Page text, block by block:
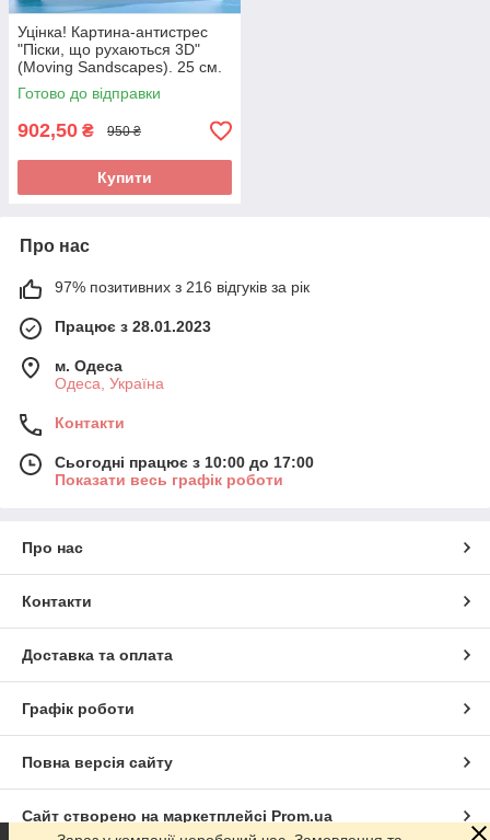
Уцінка! Картина-антистрес
"Піски, що рухаються 3D"
(Moving Sandscapes). 25 см.
Готово до відправки
902,50 ₴ 950 ₴
Купити
Про нас
97% позитивних з 216 відгуків за рік
Працює з 28.01.2023
м. Одеса
Одеса, Україна
Контакти
Сьогодні працює з 10:00 до 17:00
Показати весь графік роботи
Про нас
Контакти
Доставка та оплата
Графік роботи
Повна версія сайту
Сайт створено на маркетплейсі Prom.ua